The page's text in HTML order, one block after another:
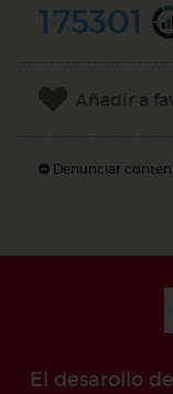
175301
Añadir a
Denunciar
El desarollo